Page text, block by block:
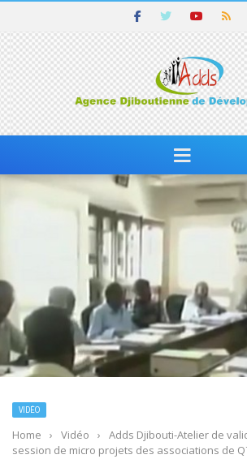
VIDÉO
Home › Vidéo ›
Adds Djibouti-Atelier de
session de micro projets des associations de